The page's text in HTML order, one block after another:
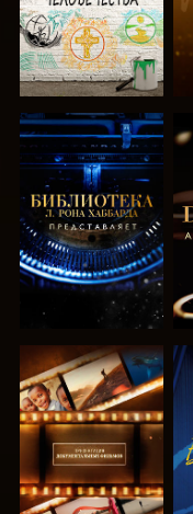
СМОТРЕТЬ
ПЕРЕДАЧИ
СМОТРЕТЬ
ПЕРЕДАЧИ